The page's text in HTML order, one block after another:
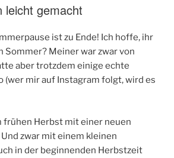
leicht gemacht
ist zu Ende! Ich hoffe, ihr
Sommer? Meiner war zwar von
aber trotzdem einige echte
(wer mir auf Instagram folgt, wird es
frühen Herbst mit einer neuen
zwar mit einem kleinen
in der beginnenden Herbstzeit